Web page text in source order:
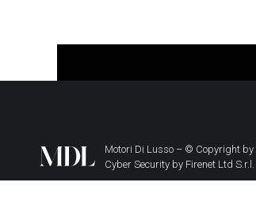
Motori Di Lusso – © Copyright by
Cyber Security by Firenet Ltd S.r.l.